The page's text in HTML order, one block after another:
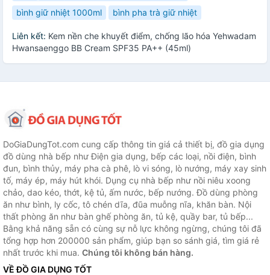
bình giữ nhiệt 1000ml
bình pha trà giữ nhiệt
Liên kết: Kem nền che khuyết điểm, chống lão hóa Yehwadam
Hwansaenggo BB Cream SPF35 PA++ (45ml)
DoGiaDungTot.com cung cấp thông tin giá cả thiết bị, đồ gia dụng
đồ dùng nhà bếp như Điện gia dụng, bếp các loại, nồi điện, bình
đun, bình thủy, máy pha cà phê, lò vi sóng, lò nướng, máy xay sinh
tố, máy ép, máy hút khói. Dụng cụ nhà bếp như nồi niêu xoong
chảo, dao kéo, thớt, kệ tủ, ấm nước, bếp nướng. Đồ dùng phòng
ăn như bình, ly cốc, tô chén dĩa, đũa muỗng nĩa, khăn bàn. Nội
thất phòng ăn như bàn ghế phòng ăn, tủ kệ, quầy bar, tủ bếp...
Bằng khả năng sẵn có cùng sự nỗ lực không ngừng, chúng tôi đã
tổng hợp hơn 200000 sản phẩm, giúp bạn so sánh giá, tìm giá rẻ
nhất trước khi mua. Chúng tôi không bán hàng.
VỀ ĐỒ GIA DỤNG TỐT